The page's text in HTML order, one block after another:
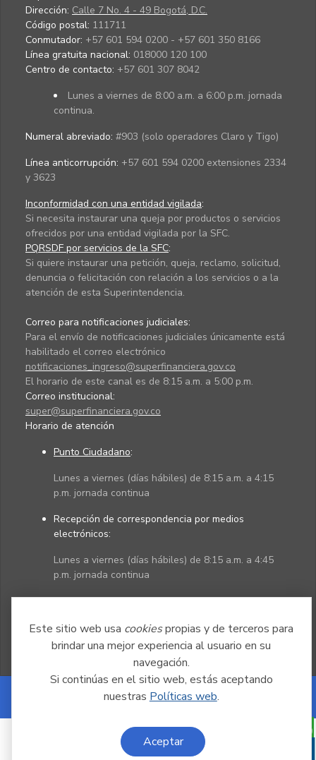
Este sitio web usa cookiespropias y de terceros para
brindar una mejor experiencia al usuario en su
navegación.
Si continúas en el sitio web, estás aceptando
nuestras Políticas web.
Aceptar
Dirección: Calle 7 No. 4 - 49 Bogotá, D.C.
Código postal: 111711
Conmutador: +57 601 594 0200 - +57 601 350 8166
Línea gratuita nacional: 018000 120 100
Centro de contacto: +57 601 307 8042
Lunes a viernes de 8:00 a.m. a 6:00 p.m. jornada
continua.
Numeral abreviado: #903 (solo operadores Claro y Tigo)
Línea anticorrupción: +57 601 594 0200 extensiones 2334
y 3623
Inconformidad con una entidad vigilada:
Si necesita instaurar una queja por productos o servicios
ofrecidos por una entidad vigilada por la SFC.
PQRSDF por servicios de la SFC:
Si quiere instaurar una petición, queja, reclamo, solicitud,
denuncia o felicitación con relación a los servicios o a la
atención de esta Superintendencia.
Correo para notificaciones judiciales:
Para el envío de notificaciones judiciales únicamente está
habilitado el correo electrónico
notificaciones_ingreso@superfinanciera.gov.co
El horario de este canal es de 8:15 a.m. a 5:00 p.m.
Correo institucional:
super@superfinanciera.gov.co
Horario de atención
Punto Ciudadano:
Lunes a viernes (días hábiles) de 8:15 a.m. a 4:15
p.m. jornada continua
Recepción de correspondencia por medios
electrónicos:
Lunes a viernes (días hábiles) de 8:15 a.m. a 4:45
p.m. jornada continua
Powered by Nexura